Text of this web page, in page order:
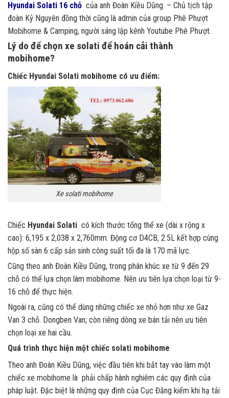
Hyundai Solati 16 chỗ của anh Đoàn Kiều Dũng. – Chủ tịch tập
đoàn Kỷ Nguyên đồng thời cũng là admin của group Phê Phượt
Mobihome & Camping, người sáng lập kênh Youtube Phê Phượt.
Lý do để chọn xe solati để hoán cải thành
mobihome?
Chiếc Hyundai Solati mobihome có ưu điểm:
Xe solati mobihome
Chiếc Hyundai Solati có kích thước tổng thể xe (dài x rộng x
cao): 6,195 x 2,038 x 2,760mm. Động cơ D4CB, 2.5L kết hợp cùng
hộp số sàn 6 cấp sản sinh công suất tối đa là 170 mã lực.
Cũng theo anh Đoàn Kiều Dũng, trong phân khúc xe từ 9 đến 29
chỗ có thể lựa chọn làm mobihome. Nên ưu tiên lựa chọn loại từ 9-
16 chỗ để thực hiện.
Ngoài ra, cũng có thể dùng những chiếc xe nhỏ hơn như xe Gaz
Van 3 chỗ. Dongben Van; còn riêng dòng xe bán tải nên ưu tiên
chọn loại xe hai cầu.
Quá trình thực hiện một chiếc solati mobihome
Theo anh Đoàn Kiều Dũng, việc đầu tiên khi bắt tay vào làm một
chiếc xe mobihome là phải chấp hành nghiêm các quy định của
pháp luật. Đặc biệt là những quy định của Cục Đăng kiểm khi hạ tải